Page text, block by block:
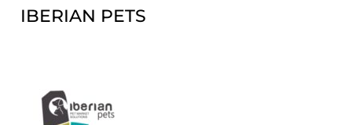
IBERIAN PETS